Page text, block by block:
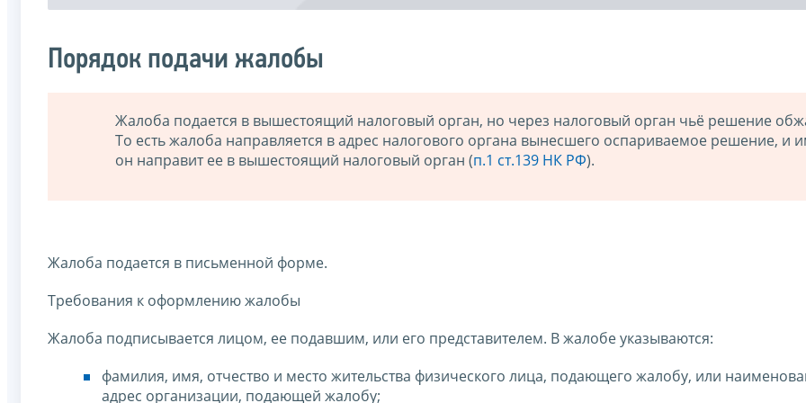
Порядок подачи жалобы
Жалоба подается в вышестоящий налоговый орган, но через налоговый орган чьё решение
То есть жалоба направляется в адрес налогового органа вынесшего оспариваемое решение, и
он направит ее в вышестоящий налоговый орган (п.1 ст.139 НК РФ).
Жалоба подается в письменной форме.
Требования к оформлению жалобы
Жалоба подписывается лицом, ее подавшим, или его представителем. В жалобе указываются:
фамилия, имя, отчество и место жительства физического лица, подающего жалобу, или
адрес организации, подающей жалобу;